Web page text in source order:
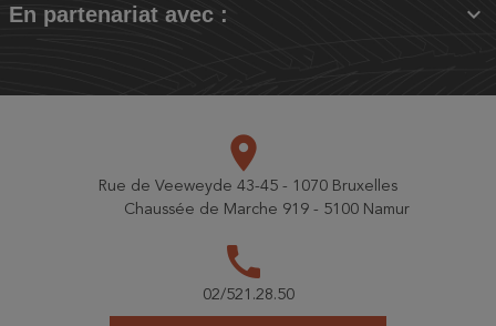
En partenariat avec : 
place
Rue de Veeweyde 43-45 - 1070 Bruxelles
Chaussée de Marche 919 - 5100 Namur
call
02/521.28.50